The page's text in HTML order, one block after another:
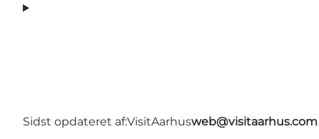
Sidst opdateret af:VisitAarhusweb@visitaarhus.com